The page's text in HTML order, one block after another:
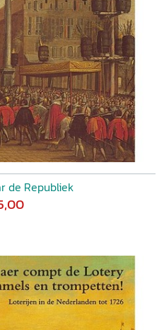
de Republiek